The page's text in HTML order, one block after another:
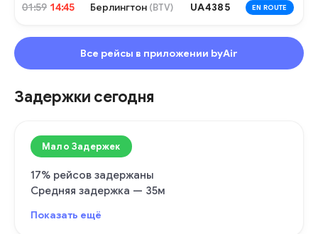
01:59 14:45 Берлингтон (BTV) UA4385 EN ROUTE
Все рейсы в приложении byAir
Задержки сегодня
Мало Задержек
17% рейсов задержаны
Средняя задержка — 35м
Показать ещё